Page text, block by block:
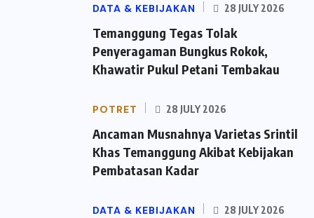
DATA & KEBIJAKAN 28 JULY 2026
Temanggung Tegas Tolak
Penyeragaman Bungkus Rokok,
Khawatir Pukul Petani Tembakau
POTRET 28 JULY 2026
Ancaman Musnahnya Varietas Srintil
Khas Temanggung Akibat Kebijakan
Pembatasan Kadar
DATA & KEBIJAKAN 28 JULY 2026